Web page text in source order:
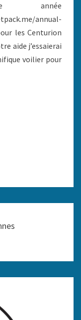
année
annual-
les Centurion
aide j’essaierai
voilier pour
SUITE